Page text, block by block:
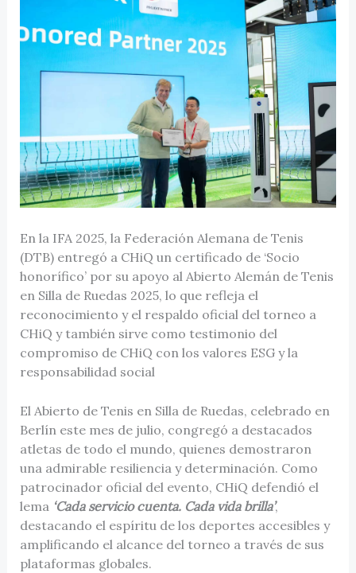
En la IFA 2025, la Federación Alemana de Tenis
(DTB) entregó a CHiQ un certificado de ‘Socio
honorífico’ por su apoyo al Abierto Alemán de Tenis
en Silla de Ruedas 2025, lo que refleja el
reconocimiento y el respaldo oficial del torneo a
CHiQ y también sirve como testimonio del
compromiso de CHiQ con los valores ESG y la
responsabilidad social
El Abierto de Tenis en Silla de Ruedas, celebrado en
Berlín este mes de julio, congregó a destacados
atletas de todo el mundo, quienes demostraron
una admirable resiliencia y determinación. Como
patrocinador oficial del evento, CHiQ defendió el
lema ‘Cada servicio cuenta. Cada vida brilla’,
destacando el espíritu de los deportes accesibles y
amplificando el alcance del torneo a través de sus
plataformas globales.